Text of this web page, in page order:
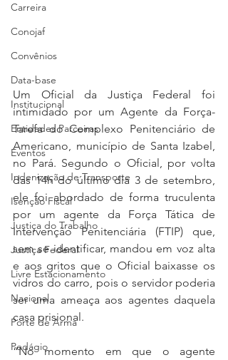
Carreira
Conojaf
Convênios
Data-base
Institucional
Entidades Parceiras
Eventos
Indenização de Transporte
Isenção Fiscal
Justiça do Trabalho
Justiça Federal
Livre Estacionamento
Nacional
Porte de Arma
Pedágio
Um Oficial da Justiça Federal foi
intimidado por um Agente da Força-
Tarefa do Complexo Penitenciário de
Americano, município de Santa Izabel,
no Pará. Segundo o Oficial, por volta
das 14h do último dia 3 de setembro,
ele foi abordado de forma truculenta
por um agente da Força Tática de
Intervenção Penitenciária (FTIP) que,
sem se identificar, mandou em voz alta
e aos gritos que o Oficial baixasse os
vidros do carro, pois o servidor poderia
ser uma ameaça aos agentes daquela
casa prisional.
“No momento em que o agente